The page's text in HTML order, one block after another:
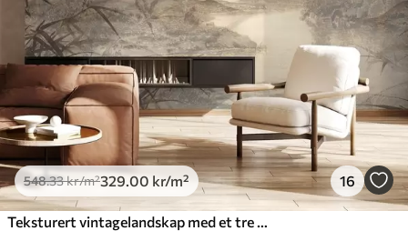
548.33kr/m²329 .00 kr/m² 16